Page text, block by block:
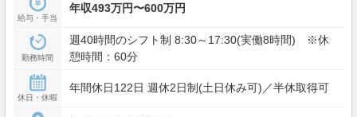
給与・手当
年収493万円〜600万円
勤務時間
週40時間のシフト制 8:30～17:30(実働8時間) ※休
憩時間：60分
休日・休暇
年間休日122日 週休2日制(土日休み可)／半休取得可